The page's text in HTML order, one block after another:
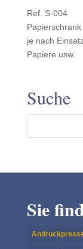
Ref. S‑004
je nach
Papiere usw.
Suche
Sie